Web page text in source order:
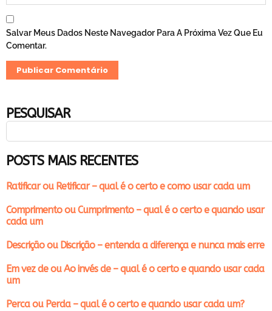
Salvar Meus Dados Neste Navegador Para A Próxima Vez Que Eu
Comentar.
PESQUISAR
POSTS MAIS RECENTES
Ratificar ou Retificar – qual é o certo e como usar cada um
Comprimento ou Cumprimento – qual é o certo e quando usar
cada um
Descrição ou Discrição – entenda a diferença e nunca mais erre
Em vez de ou Ao invés de – qual é o certo e quando usar cada
um
Perca ou Perda – qual é o certo e quando usar cada um?